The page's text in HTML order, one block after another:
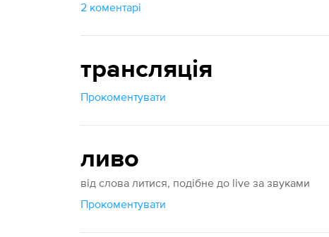
2 коментарі
трансляція
Прокоментувати
ливо
від слова литися, подібне до live за звуками
Прокоментувати